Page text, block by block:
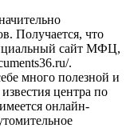
Получается, что
сайт МФЦ,
.
много полезной и
центра по
онлайн-